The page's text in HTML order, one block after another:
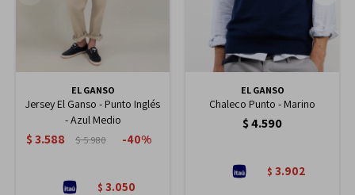
EL GANSO
Jersey El Ganso - Punto Inglés
- Azul Medio
$3.588 $5.980 40
$ 3.050
EL GANSO
Chaleco Punto - Marino
$4.590
$ 3.902